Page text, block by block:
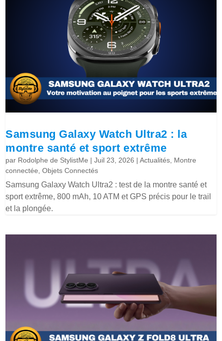
Samsung Galaxy Watch Ultra2 : la
montre santé et sport extrême
par Rodolphe de StylistMe |Juil 23, 2026 |Actualités Montre
connectée ,Objets Connectés
Samsung Galaxy Watch Ultra2 : test de la montre santé et
sport extrême, 800 mAh, 10 ATM et GPS précis pour le trail
et la plongée.